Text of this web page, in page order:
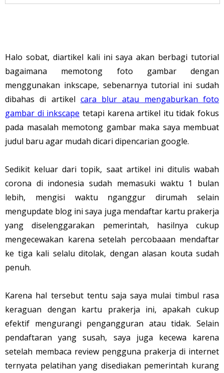
Halo sobat, diartikel kali ini saya akan berbagi tutorial
bagaimana memotong foto gambar dengan
menggunakan inkscape, sebenarnya tutorial ini sudah
dibahas di artikel cara blur atau mengaburkan foto
gambar di inkscape tetapi karena artikel itu tidak fokus
pada masalah memotong gambar maka saya membuat
judul baru agar mudah dicari dipencarian google.
Sedikit keluar dari topik, saat artikel ini ditulis wabah
corona di indonesia sudah memasuki waktu 1 bulan
lebih, mengisi waktu nganggur dirumah selain
mengupdate blog ini saya juga mendaftar kartu prakerja
yang diselenggarakan pemerintah, hasilnya cukup
mengecewakan karena setelah percobaaan mendaftar
ke tiga kali selalu ditolak, dengan alasan kouta sudah
penuh.
Karena hal tersebut tentu saja saya mulai timbul rasa
keraguan dengan kartu prakerja ini, apakah cukup
efektif mengurangi pengangguran atau tidak. Selain
pendaftaran yang susah, saya juga kecewa karena
setelah membaca review pengguna prakerja di internet
ternyata pelatihan yang disediakan pemerintah kurang